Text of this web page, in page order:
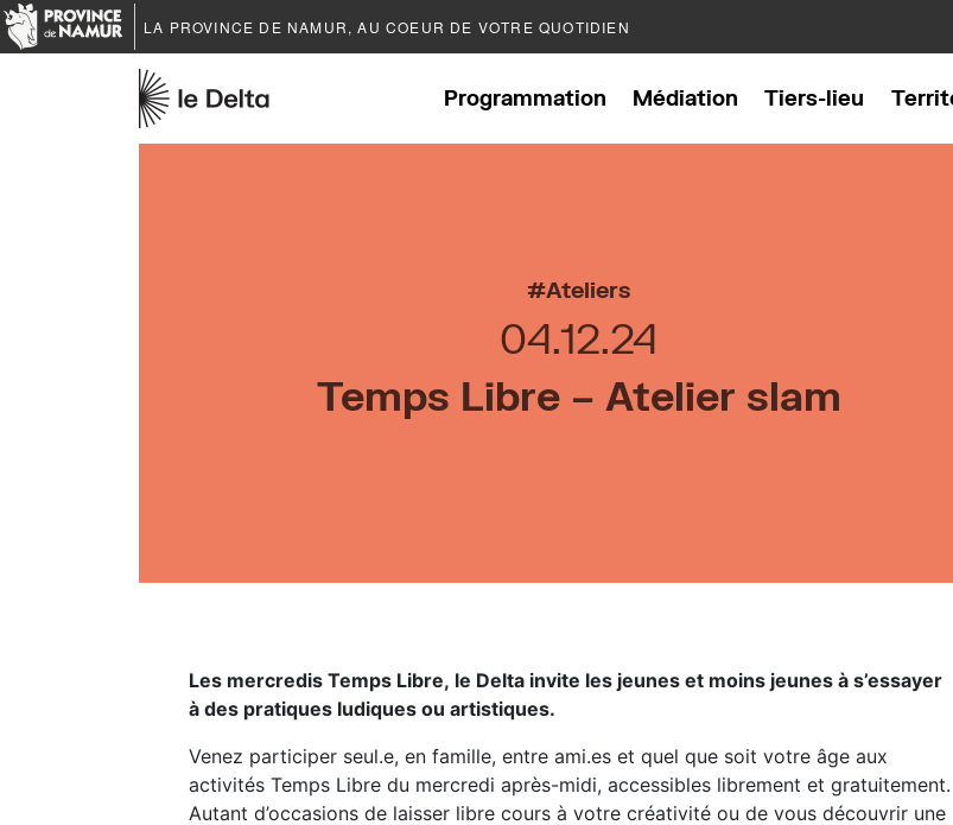
LA PROVINCE DE NAMUR, AU COEUR DE VOTRE QUOTIDIEN
Programmation Médiation Tiers-lieu
Ateliers
04.12.24
Temps Libre – Atelier slam
Les mercredis Temps Libre, le Delta invite les jeunes et moins jeunes à s’essayer
à des pratiques ludiques ou artistiques.
Venez participer seul.e, en famille, entre ami.es et quel que soit votre âge aux
activités Temps Libre du mercredi après-midi, accessibles librement et gratuitement.
Autant d’occasions de laisser libre cours à votre créativité ou de vous découvrir une